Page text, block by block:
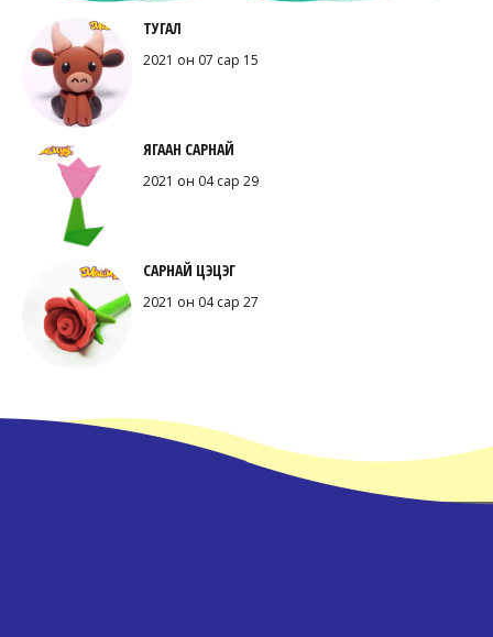
ТУГАЛ
2021 он 07 сар 15
ЯГААН САРНАЙ
2021 он 04 сар 29
САРНАЙ ЦЭЦЭГ
2021 он 04 сар 27